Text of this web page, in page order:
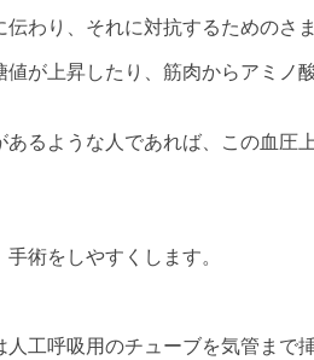
わり、それに対抗するためのさ
が上昇したり、筋肉からアミノ
るような人であれば、この血圧
術をしやすくします。
工呼吸用のチューブを気管まで